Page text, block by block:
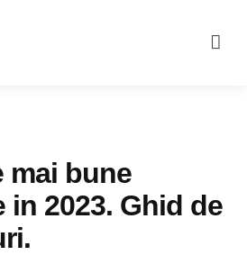
mai bune
in 2023. Ghid de